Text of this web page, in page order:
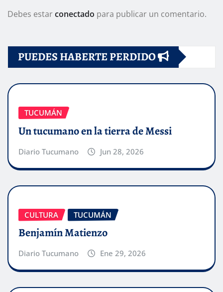
Debes estarconectado para publicar un comentario.
PUEDES HABERTE PERDIDO
TUCUMÁN
Un tucumano en la tierra de Messi
Diario Tucumano Jun 28, 2026
CULTURA TUCUMÁN
Benjamín Matienzo
Diario Tucumano Ene 29, 2026